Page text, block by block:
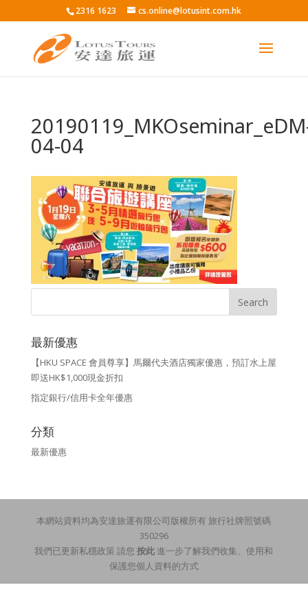
2316 1623 cs.online@lotusint.com.hk
04-04
最新優惠
【HKU SPACE 會員尊享】馬爾代夫酒店獨家優惠，預訂水上屋
即送HK$1,000現金折扣
指定銀行/信用卡全年優惠
分類
最新優惠
本網站資料均為安達旅運有限公司版權所有 旅行社牌照號碼
350296
我們已更新私穩政策 請您按此 進一步了解我們收集、使用和
保護您個人資料的方式